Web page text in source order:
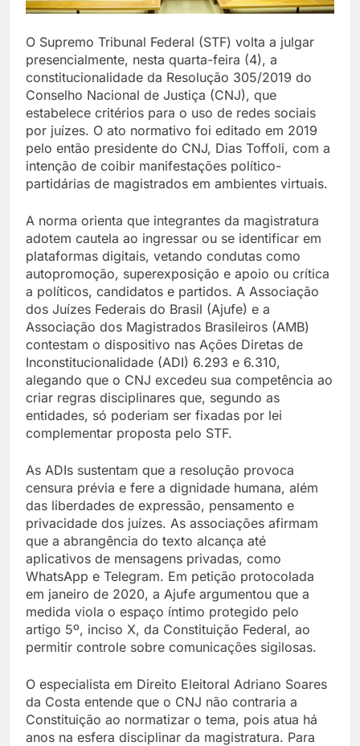
O Supremo Tribunal Federal (STF) volta a julgar
presencialmente, nesta quarta-feira (4), a
constitucionalidade da Resolução 305/2019 do
Conselho Nacional de Justiça (CNJ), que
estabelece critérios para o uso de redes sociais
por juízes. O ato normativo foi editado em 2019
pelo então presidente do CNJ, Dias Toffoli, com a
intenção de coibir manifestações político-
partidárias de magistrados em ambientes virtuais.
A norma orienta que integrantes da magistratura
adotem cautela ao ingressar ou se identificar em
plataformas digitais, vetando condutas como
autopromoção, superexposição e apoio ou crítica
a políticos, candidatos e partidos. A Associação
dos Juízes Federais do Brasil (Ajufe) e a
Associação dos Magistrados Brasileiros (AMB)
contestam o dispositivo nas Ações Diretas de
Inconstitucionalidade (ADI) 6.293 e 6.310,
alegando que o CNJ excedeu sua competência ao
criar regras disciplinares que, segundo as
entidades, só poderiam ser fixadas por lei
complementar proposta pelo STF.
As ADIs sustentam que a resolução provoca
censura prévia e fere a dignidade humana, além
das liberdades de expressão, pensamento e
privacidade dos juízes. As associações afirmam
que a abrangência do texto alcança até
aplicativos de mensagens privadas, como
WhatsApp e Telegram. Em petição protocolada
em janeiro de 2020, a Ajufe argumentou que a
medida viola o espaço íntimo protegido pelo
artigo 5º, inciso X, da Constituição Federal, ao
permitir controle sobre comunicações sigilosas.
O especialista em Direito Eleitoral Adriano Soares
da Costa entende que o CNJ não contraria a
Constituição ao normatizar o tema, pois atua há
anos na esfera disciplinar da magistratura. Para